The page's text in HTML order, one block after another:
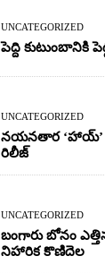
UNCATEGORIZED
పెద్ది కుటుంబానికి
UNCATEGORIZED
నయనతార ‘హాయ్’
రిలీజ్
UNCATEGORIZED
బంగారు బోనం
నిహారిక కొణిదెల